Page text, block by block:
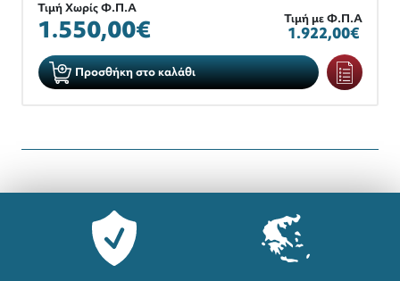
Τιμή Χωρίς Φ.Π.Α
1.550,00€ Τιμή με Φ.Π.Α
1.922,00€
Προσθήκη στο καλάθι